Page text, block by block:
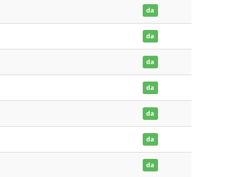
da
da
da
da
da
da
da